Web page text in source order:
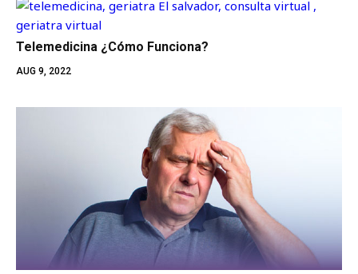
Telemedicina ¿Cómo Funciona?
AUG 9, 2022